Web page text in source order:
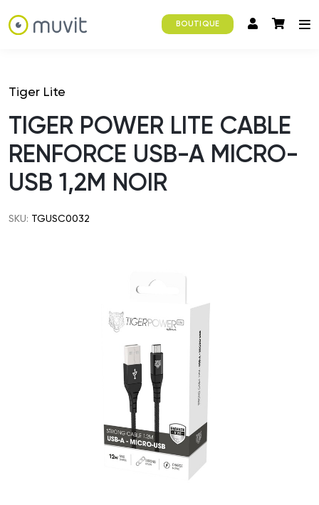
BOUTIQUE
Tiger Lite
TIGER POWER LITE CABLE
RENFORCE USB-A MICRO-
USB 1,2M NOIR
SKU: TGUSC0032